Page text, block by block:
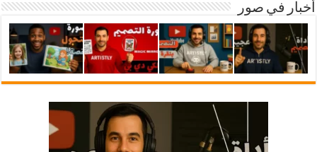
أخبار في صور